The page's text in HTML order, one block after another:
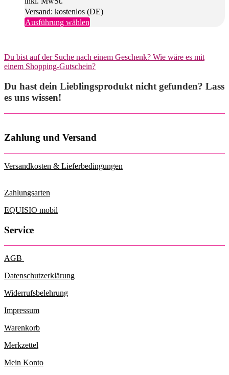
Versand: kostenlos (DE)
Ausführung wählenDieses
Varianten
auf.
Optionen
der
gewählt
werden
Du bist auf der Suche nach einem Geschenk? Wie wäre es mit
einem Shopping-Gutschein?
Du hast dein Lieblingsprodukt nicht gefunden? Lass
es uns wissen!
Zahlung und Versand
Versandkosten & Lieferbedingungen
Zahlungsarten
EQUISIO mobil
Service
AGB
Datenschutzerklärung
Widerrufsbelehrung
Impressum
Warenkorb
Merkzettel
Mein Konto